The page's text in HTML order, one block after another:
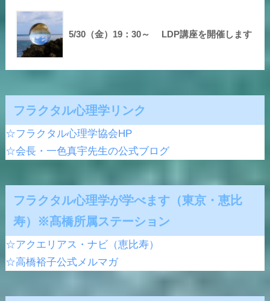
5/30（金）19：30～ LDP講座を開催します
フラクタル心理学リンク
☆フラクタル心理学協会HP
☆会長・一色真宇先生の公式ブログ
フラクタル心理学が学べます（東京・恵比
寿）※髙橋所属ステーション
☆アクエリアス・ナビ（恵比寿）
☆高橋裕子公式メルマガ